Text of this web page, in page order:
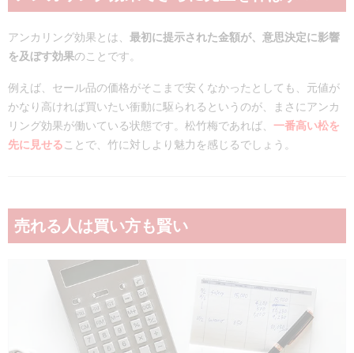
アンカリング効果とは、 最初に提示された金額が、意思決定に影響
を及ぼす効果のことです。
例えば、セール品の価格がそこまで安くなかったとしても、元値が
かなり高ければ買いたい衝動に駆られるというのが、まさにアンカ
リング効果が働いている状態です。松竹梅であれば、 一番高い松を
先に見せる ことで、竹に対しより魅力を感じるでしょう。
売れる人は買い方も賢い